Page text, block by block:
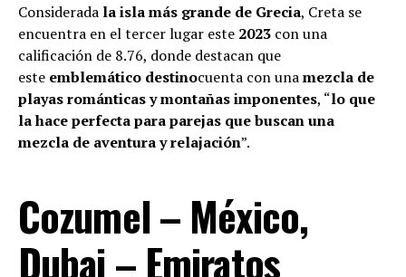
Considerada la isla más grande de Grecia, Creta se
encuentra en el tercer lugar este 2023 con una
calificación de 8.76, donde destacan que
este emblemático destinocuenta con unamezcla de
playas románticas y montañas imponentes, “lo que
la hace perfecta para parejas que buscan una
mezcla de aventura y relajación”.
Cozumel – México,
Dubai – Emiratos